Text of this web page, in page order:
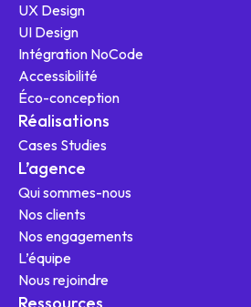
UX Design
UI Design
Intégration NoCode
Accessibilité
Éco-conception
Réalisations
Cases Studies
L’agence
Qui sommes-nous
Nos clients
Nos engagements
L’équipe
Nous rejoindre
Nos offres
L'agence
Ressources